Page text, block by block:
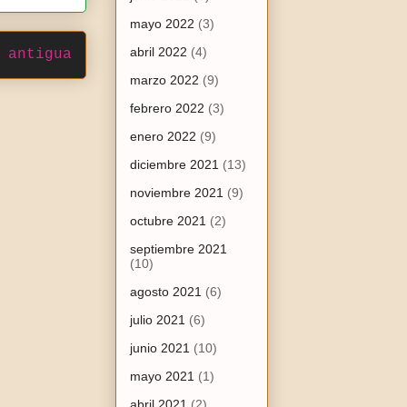
antigua
mayo 2022 (3)
abril 2022 (4)
marzo 2022 (9)
febrero 2022 (3)
enero 2022 (9)
diciembre 2021 (13)
noviembre 2021 (9)
octubre 2021 (2)
septiembre 2021
(10)
agosto 2021 (6)
julio 2021 (6)
junio 2021 (10)
mayo 2021 (1)